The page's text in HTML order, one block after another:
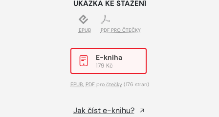
UKÁZKA KE STAŽENÍ
EPUB PDF PRO ČTEČKY
E-kniha
179 Kč
EPUB, PDF pro čtečky(176 stran)
Jak číst e-knihu?